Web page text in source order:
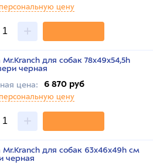
цену
Mr.Kranch для собак 78х49х54,5h
черная
цена:
6 870 руб
цену
Mr.Kranch для собак 63х46х49h см
черная